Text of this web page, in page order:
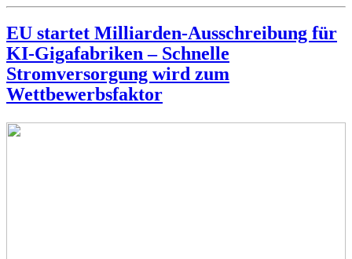
EU startet Milliarden-Ausschreibung für
KI-Gigafabriken – Schnelle
Stromversorgung wird zum
Wettbewerbsfaktor